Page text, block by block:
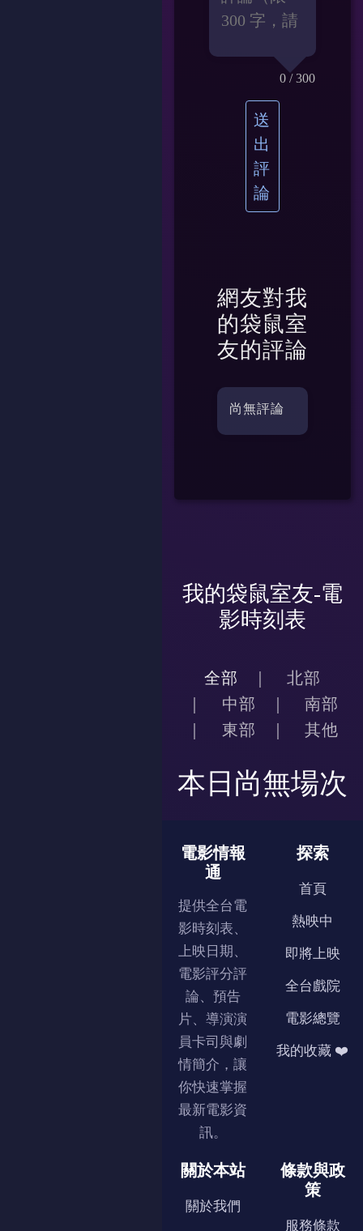
0 / 300
送
出
評
論
網友對我
的袋鼠室
友的評論
尚無評論
我的袋鼠室友-電
影時刻表
全部
北部
中部
南部
東部
其他
本日尚無場次
電影情報
通
提供全台電
影時刻表、
上映日期、
電影評分評
論、預告
片、導演演
員卡司與劇
情簡介，讓
你快速掌握
最新電影資
訊。
探索
首頁
熱映中
即將上映
全台戲院
電影總覽
我的收藏 ❤️
關於本站
關於我們
條款與政
策
服務條款